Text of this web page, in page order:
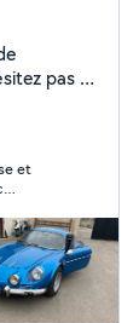
pas à
et
par
yeux